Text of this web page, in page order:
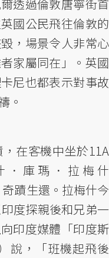
透過倫敦唐寧街首
國公民飛往倫敦的
，場景令人非常心
家屬同在」。英國
尼也都表示對事故
。
在客機中坐於11A
．庫瑪．拉梅什
奇蹟生還。拉梅什今
度探親後和兄弟一
印度媒體「印度斯
說，「班機起飛後